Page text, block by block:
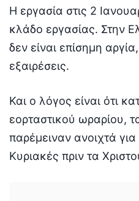
Η εργασία στις 2
κλάδο εργασίας. Στην
δεν είναι επίσημη
εξαιρέσεις.
Και ο λόγος είναι ότι
εορταστικού ωραρίου,
παρέμειναν ανοιχτά
Κυριακές πριν τα